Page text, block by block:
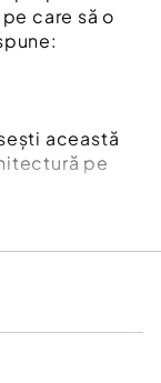
care să o
această
pe
greu, dar
decide